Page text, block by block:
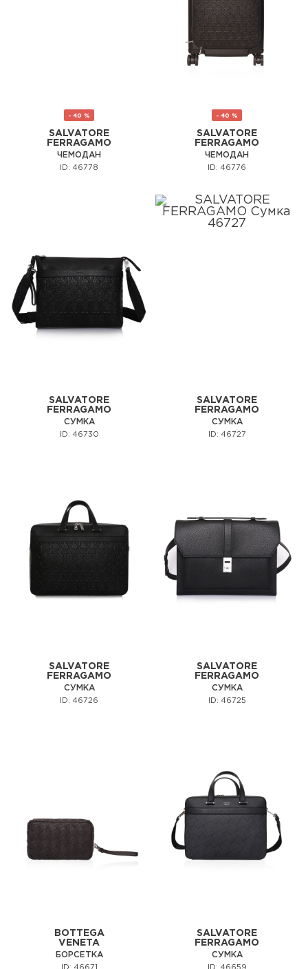
- 40 %
SALVATORE
FERRAGAMO
ЧЕМОДАН
ID: 46778
- 40 %
SALVATORE
FERRAGAMO
ЧЕМОДАН
ID: 46776
SALVATORE
FERRAGAMO
СУМКА
ID: 46730
SALVATORE
FERRAGAMO
СУМКА
ID: 46727
SALVATORE
FERRAGAMO
СУМКА
ID: 46726
SALVATORE
FERRAGAMO
СУМКА
ID: 46725
BOTTEGA
VENETA
БОРСЕТКА
ID: 46671
SALVATORE
FERRAGAMO
СУМКА
ID: 46659